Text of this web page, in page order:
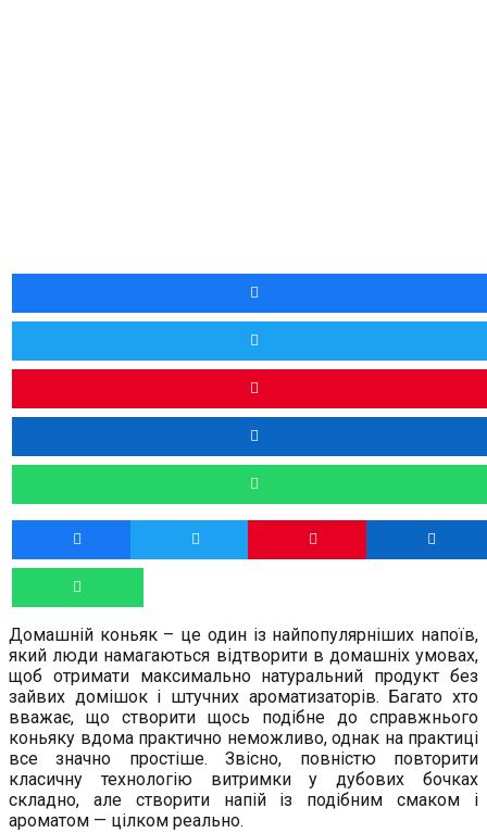
Домашній коньяк – це один із найпопулярніших напоїв,
який люди намагаються відтворити в домашніх умовах,
щоб отримати максимально натуральний продукт без
зайвих домішок і штучних ароматизаторів. Багато хто
вважає, що створити щось подібне до справжнього
коньяку вдома практично неможливо, однак на практиці
все значно простіше. Звісно, повністю повторити
класичну технологію витримки у дубових бочках
складно, але створити напій із подібним смаком і
ароматом — цілком реально.